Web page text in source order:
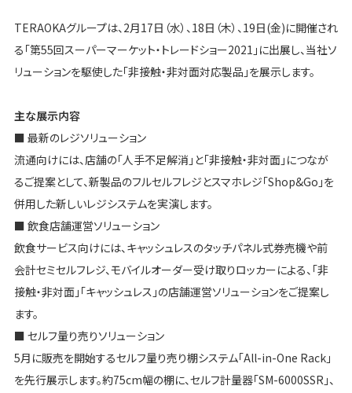
TERAOKAグループは、2月17日（水）、18日（木）、19日(金)に開催され
る「第55回スーパーマーケット・トレードショー2021」に出展し、当社ソ
リューションを駆使した「非接触・非対面対応製品」を展示します。
主な展示内容
■ 最新のレジソリューション
流通向けには、店舗の「人手不足解消」と「非接触・非対面」につなが
るご提案として、新製品のフルセルフレジとスマホレジ「Shop&Go」を
併用した新しいレジシステムを実演します。
■ 飲食店舗運営ソリューション
飲食サービス向けには、キャッシュレスのタッチパネル式券売機や前
会計セミセルフレジ、モバイルオーダー受け取りロッカーによる、「非
接触・非対面」「キャッシュレス」の店舗運営ソリューションをご提案し
ます。
■ セルフ量り売りソリューション
5月に販売を開始するセルフ量り売り棚システム「All-in-One Rack」
を先行展示します。約75cm幅の棚に、セルフ計量器「SM-6000SSR」、